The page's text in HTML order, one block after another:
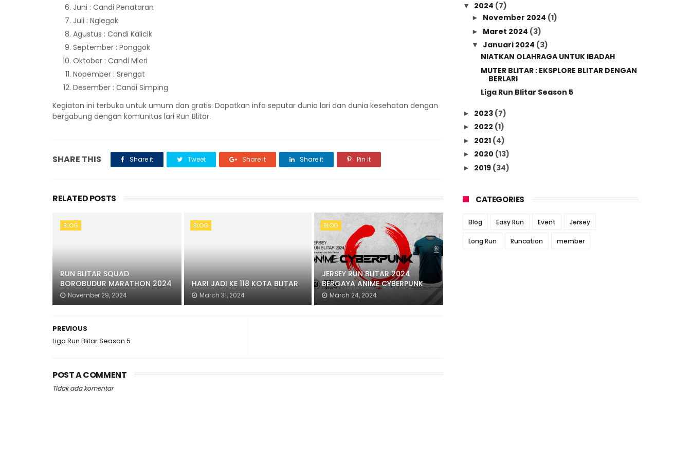
Juni : Candi Penataran
Juli : Nglegok
Agustus : Candi Kalicik
September : Ponggok
Oktober : Candi Mleri
Nopember : Srengat
Desember : Candi Simping
Kegiatan ini terbuka untuk umum dan gratis. Dapatkan info seputar dunia lari dan dunia kesehatan dengan
bergabung dengan komunitas lari Run Blitar.
SHARE THIS Share it Tweet Share it Share it Pin it
RELATED POSTS
BLOG
RUN BLITAR SQUAD
BOROBUDUR MARATHON 2024
November 29, 2024
BLOG
HARI JADI KE 118 KOTA BLITAR
March 31, 2024
BLOG
JERSEY RUN BLITAR 2024
BERGAYA ANIME CYBERPUNK
March 24, 2024
PREVIOUS
Liga Run Blitar Season 5
POST A COMMENT
Tidak ada komentar
▼ 2024 (7)
► November 2024 (1)
► Maret 2024 (3)
▼ Januari 2024 (3)
NIATKAN OLAHRAGA UNTUK IBADAH
MUTER BLITAR : EKSPLORE BLITAR DENGAN
BERLARI
Liga Run Blitar Season 5
► 2023 (7)
► 2022 (1)
► 2021 (4)
► 2020 (13)
► 2019 (34)
CATEGORIES
Blog Easy Run Event Jersey
Long Run Runcation member